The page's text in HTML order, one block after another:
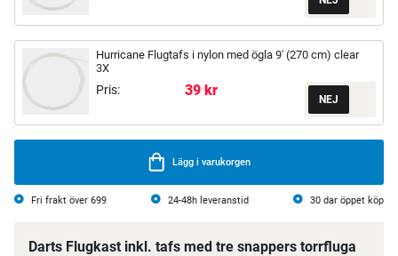
Hurricane Flugtafs i nylon med ögla 9' (270 cm) clear
3X
Pris: 39 kr
Lägg i varukorgen
Fri frakt över 699 24-48h leveranstid 30 dar öppet köp
Darts Flugkast inkl. tafs med tre snappers torrfluga